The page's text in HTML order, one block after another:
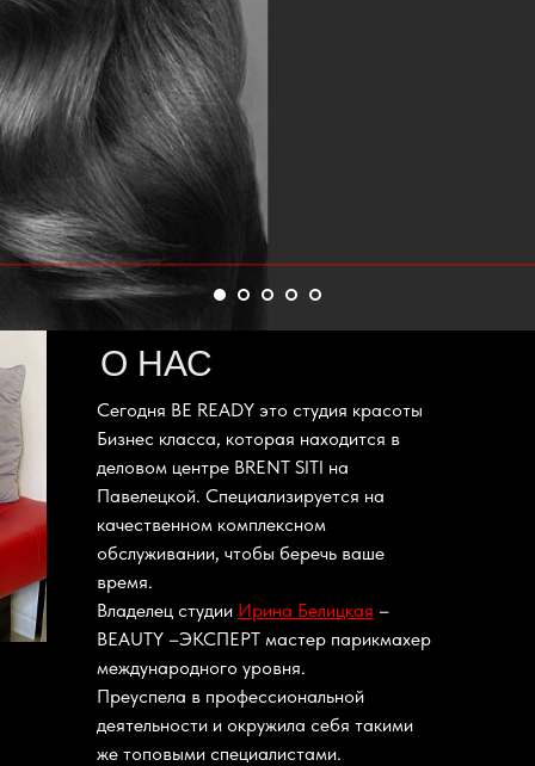
О НАС
Сегодня BE READY это студия красоты
Бизнес класса, которая находится в
деловом центре BRENT SITI на
Павелецкой. Специализируется на
качественном комплексном
обслуживании, чтобы беречь ваше
время.
Владелец студии Ирина Белицкая –
BEAUTY –ЭКСПЕРТ мастер парикмахер
международного уровня.
Преуспела в профессиональной
деятельности и окружила себя такими
же топовыми специалистами.